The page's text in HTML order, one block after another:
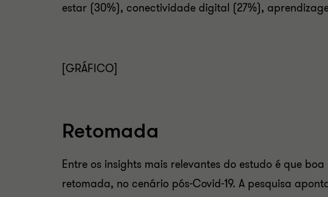
estar (30%), conectividade digital (27%),
[GRÁFICO]
Retomada
Entre os insights mais relevantes do estudo é que
retomada, no cenário pós-Covid-19. A pesquisa